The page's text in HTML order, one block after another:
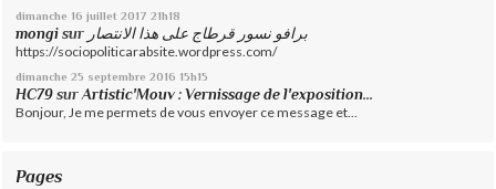
dimanche 16 juillet 2017 21h18
mongi sur برافو نسور قرطاج على هذا الانتصار
https://sociopoliticarabsite.wordpress.com/
dimanche 25 septembre 2016 15h15
HC79 surArtistic'Mouv : Vernissage de l'exposition...
Bonjour, Je me permets de vous envoyer ce message et...
Pages